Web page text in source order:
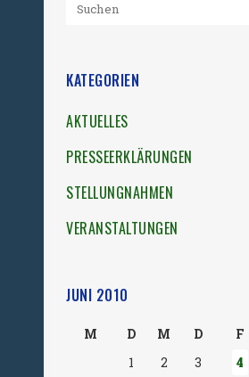
KATEGORIEN
AKTUELLES
PRESSEERKLÄRUNGEN
STELLUNGNAHMEN
VERANSTALTUNGEN
JUNI 2010
M D M D F
1
2 3 4